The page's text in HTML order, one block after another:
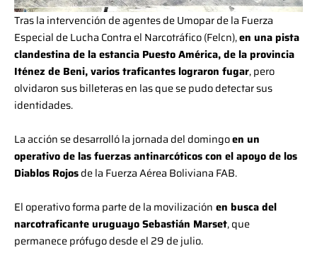
Tras la intervención de agentes de Umopar de la Fuerza
Especial de Lucha Contra el Narcotráfico (Felcn),en una pista
clandestina de la estancia Puesto América, de la provincia
Iténez de Beni, varios traficantes lograron fugar, pero
olvidaron sus billeteras en las que se pudo detectar sus
identidades.
La acción se desarrolló la jornada del domingoen un
operativo de las fuerzas antinarcóticos con el apoyo de los
Diablos Rojosde la Fuerza Aérea Boliviana FAB.
El operativo forma parte de la movilización en busca del
narcotraficante uruguayo Sebastián Marset, que
permanece prófugo desde el 29 de julio.